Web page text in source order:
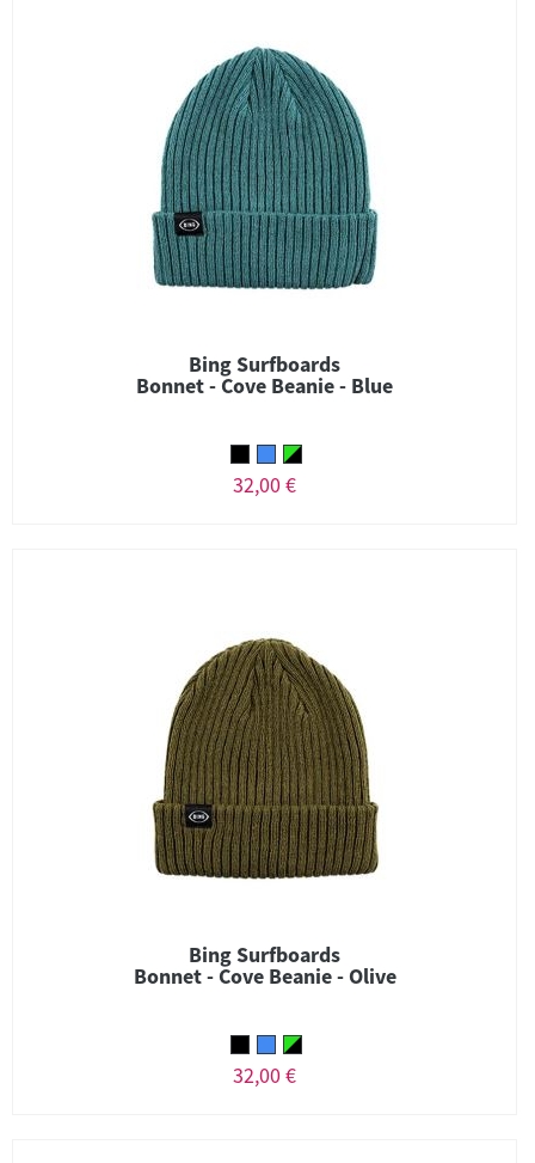
Bing Surfboards
Bonnet - Cove Beanie - Blue
32,00 €
Bing Surfboards
Bonnet - Cove Beanie - Olive
32,00 €